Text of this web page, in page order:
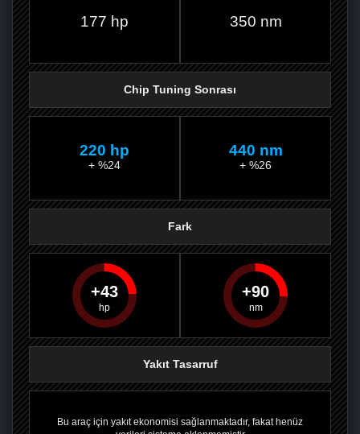
PAYLAŞPAYLAŞPLUS'TA
177 hp 350 nm
Chip Tuning Sonrası
220 hp
+ %24
440 nm
+ %26
Fark
43 90
Yakıt Tasarruf
Bu araç için yakıt ekonomisi sağlanmaktadır, fakat henüz